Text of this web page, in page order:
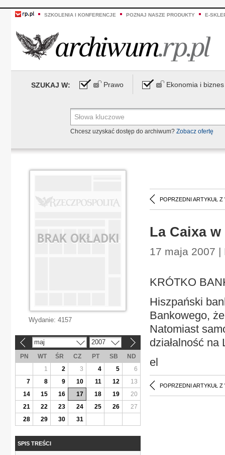
SZKOLENIA I KONFERENCJE POZNAJ NASZE PRODUKTY E-
SZUKAJ W: Prawo Ekonomia i biznes
Chcesz uzyskać dostęp do archiwum? Zobacz ofertę
POPRZEDNI ARTYKUŁ Z
La Caixa
17 maja 2007 |
KRÓTKO
Hiszpański
Bankowego,
Natomiast
działalność
el
POPRZEDNI ARTYKUŁ Z
Wydanie: 4157
maj 2007
PN WT ŚR CZ PT SB
ND
1
2 3 4 5
6
7
8 9 10 11 12
13
14
15 16 17 18 19
20
21
22 23 24 25 26
27
28
29 30 31
SPIS TREŚCI